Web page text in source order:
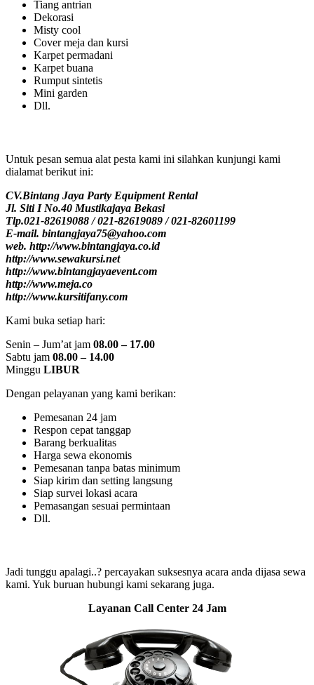
Tiang antrian
Dekorasi
Misty cool
Cover meja dan kursi
Karpet permadani
Karpet buana
Rumput sintetis
Mini garden
Dll.
Untuk pesan semua alat pesta kami ini silahkan kunjungi kami
dialamat berikut ini:
CV.Bintang Jaya Party Equipment Rental
Jl. Siti I No.40 Mustikajaya Bekasi
Tlp.021-82619088 / 021-82619089 / 021-82601199
E-mail. bintangjaya75@yahoo.com
web. http://www.bintangjaya.co.id
http://www.sewakursi.net
http://www.bintangjayaevent.com
http://www.meja.co
http://www.kursitifany.com
Kami buka setiap hari:
Senin – Jum’at jam 08.00 – 17.00
Sabtu jam 08.00 – 14.00
Minggu LIBUR
Dengan pelayanan yang kami berikan:
Pemesanan 24 jam
Respon cepat tanggap
Barang berkualitas
Harga sewa ekonomis
Pemesanan tanpa batas minimum
Siap kirim dan setting langsung
Siap survei lokasi acara
Pemasangan sesuai permintaan
Dll.
Jadi tunggu apalagi..? percayakan suksesnya acara anda dijasa sewa
kami. Yuk buruan hubungi kami sekarang juga.
Layanan Call Center 24 Jam